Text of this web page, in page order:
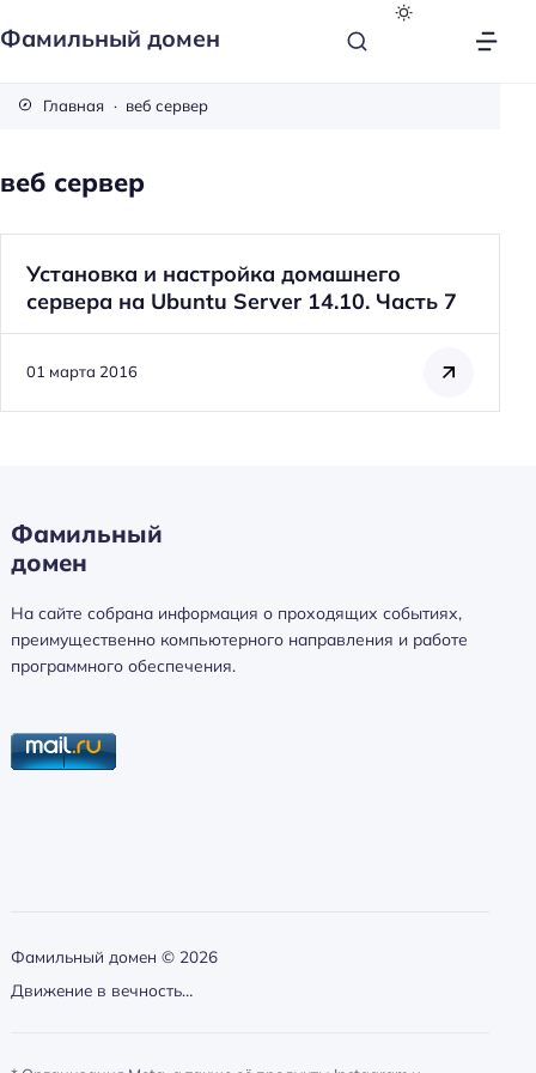
Фамильный домен
Главная веб сервер
веб сервер
Установка и настройка домашнего
сервера на Ubuntu Server 14.10. Часть 7
01 марта 2016
Фамильный
домен
На сайте собрана информация о проходящих событиях,
преимущественно компьютерного направления и работе
программного обеспечения.
Фамильный домен © 2026
Движение в вечность…
Н
а
т
и
: